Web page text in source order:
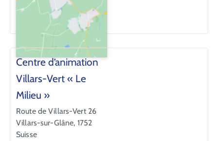
Centre d’animation
Villars-Vert « Le
Milieu »
Route de Villars-Vert 26
Villars-sur-Glâne, 1752
Suisse